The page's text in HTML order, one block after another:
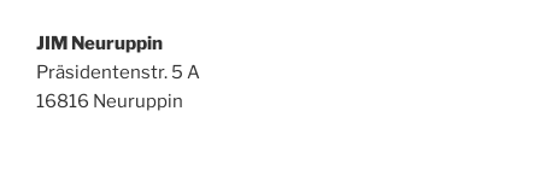
JIM Neuruppin
Präsidentenstr. 5 A
16816 Neuruppin